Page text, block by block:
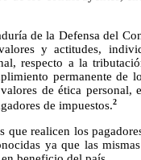
de la Defensa del
y actitudes,
respecto a la
permanente de
de ética personal,
de impuestos.2
que realicen los
ya que las